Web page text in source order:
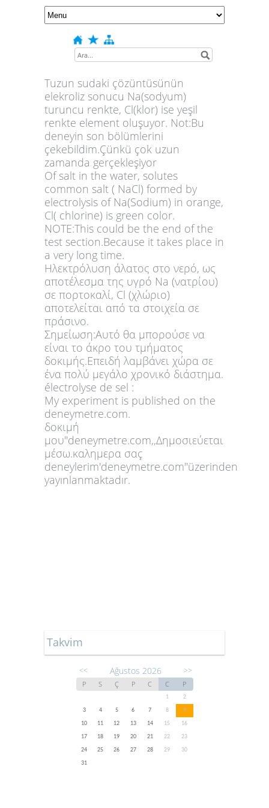
Tuzun sudaki çözüntüsünün
elekroliz sonucu Na(sodyum)
turuncu renkte, Cl(klor) ise yeşil
renkte element oluşuyor. Not:Bu
deneyin son bölümlerini
çekebildim.Çünkü çok uzun
zamanda gerçekleşiyor
Of salt in the water, solutes
common salt ( NaCl) formed by
electrolysis of Na(Sodium) in orange,
Cl( chlorine) is green color.
NOTE:This could be the end of the
test section.Because it takes place in
a very long time.
Ηλεκτρόλυση άλατος στο νερό, ως
αποτέλεσμα της υγρό Na (νατρίου)
σε πορτοκαλί, Cl (χλώριο)
αποτελείται από τα στοιχεία σε
πράσινο.
Σημείωση:Αυτό θα μπορούσε να
είναι το άκρο του τμήματος
δοκιμής.Επειδή λαμβάνει χώρα σε
ένα πολύ μεγάλο χρονικό διάστημα.
électrolyse de sel :
My experiment is published on the
deneymetre.com.
δοκιμή
μου''deneymetre.com,,Δημοσιεύεται
μέσω.καλημερα σαç
deneylerim'deneymetre.com''üzerinden
yayınlanmaktadır.
Takvim
<< Ağustos 2026 >>
P S Ç P C C P
1
2
3
4 5 6 7 8
9
10
11 12 13 14 15
16
17
18 19 20 21 22
23
24
25 26 27 28 29
30
31